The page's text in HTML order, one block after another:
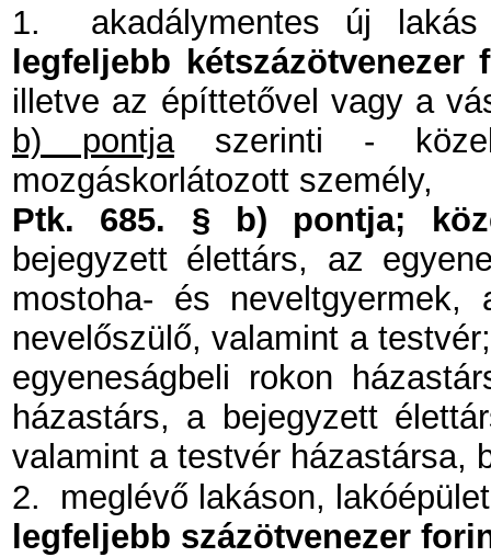
1.
akadálymentes új
legfeljebb kétszázötvenezer
illetve az építtetővel vagy a
b) pontjaszerinti - közeli
mozgáskorlátozott személy,
Ptk. 685. § b) pontja;
bejegyzett élettárs, az
mostoha- és
nevelőszülő, valamint a
egyeneságbeli rokon
házastárs, a bejegyzett
valamint a testvér házastársa,
2.
meglévő lakáson,
legfeljebb százötvenezer